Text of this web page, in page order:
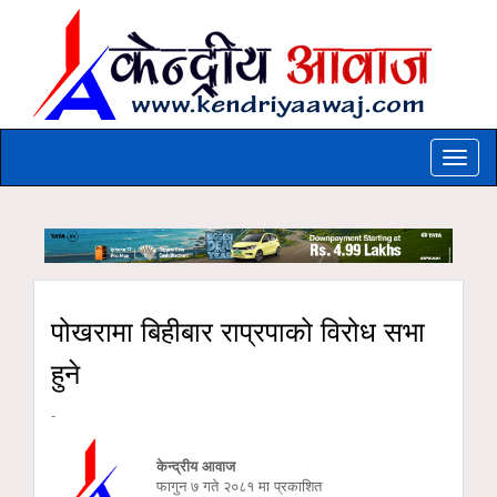
Toggle
पोखरामा बिहीबार राप्रपाको विरोध सभा
हुने
-
केन्द्रीय आवाज
फागुन ७ गते २०८१ मा प्रकाशित